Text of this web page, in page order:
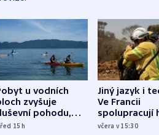
u vodních
zvyšuje
pohodu,
15h
Jiný jazyk i
Ve Francii
spolupracují
různých zemí
včera v 15:30